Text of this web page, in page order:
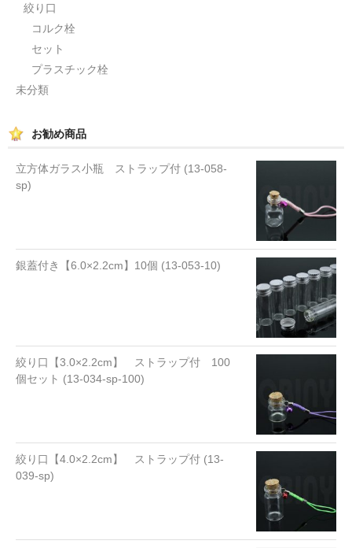
絞り口
コルク栓
セット
プラスチック栓
未分類
お勧め商品
立方体ガラス小瓶 ストラップ付 (13-058-
sp)
銀蓋付き【6.0×2.2cm】10個 (13-053-10)
絞り口【3.0×2.2cm】 ストラップ付 100
個セット (13-034-sp-100)
絞り口【4.0×2.2cm】 ストラップ付 (13-
039-sp)